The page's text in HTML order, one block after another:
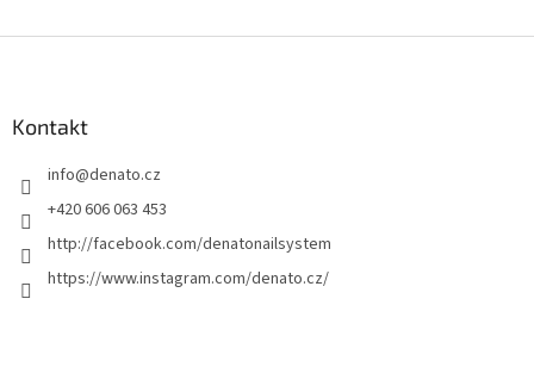
Kontakt
info@denato.cz
+420 606 063 453
http://facebook.com/denatonailsystem
https://www.instagram.com/denato.cz/